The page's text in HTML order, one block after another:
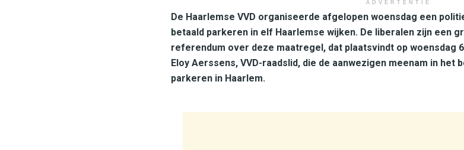
ADVERTENTIE
De Haarlemse VVD organiseerde afgelopen woensdag een
betaald parkeren in elf Haarlemse wijken. De liberalen zijn een
referendum over deze maatregel, dat plaatsvindt op woensdag
Eloy Aerssens, VVD-raadslid, die de aanwezigen meenam in het
parkeren in Haarlem.